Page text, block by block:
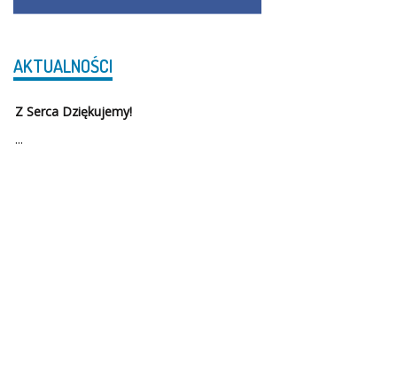
AKTUALNOŚCI
Z Serca Dziękujemy!
...